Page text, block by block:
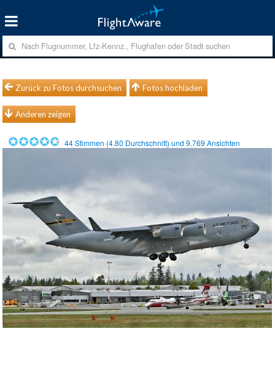
Zurück zu Fotos durchsuchen Fotos hochladen
Anderen zeigen
44Stimmen (4.80 Durchschnitt) und9.769 Ansichten